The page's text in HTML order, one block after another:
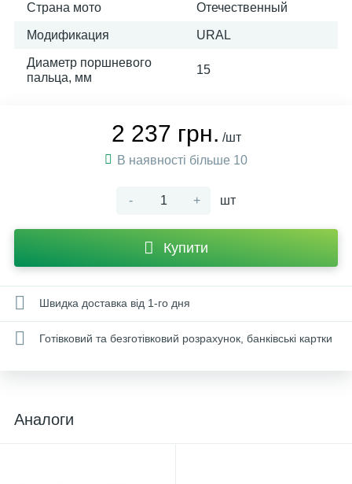
Страна мото Отечественный
Модификация URAL
Диаметр поршневого
пальца, мм
15
2 237 грн. /шт
В наявності більше 10
- + шт
Купити
Швидка доставка від 1-го дня
Готівковий та безготівковий розрахунок, банківські картки
Аналоги